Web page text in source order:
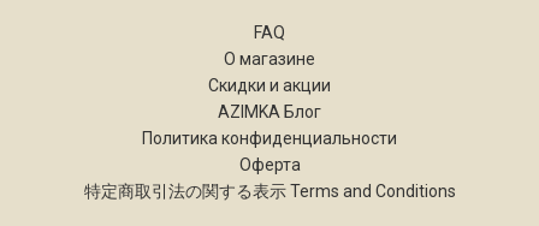
FAQ
О магазине
Скидки и акции
AZIMKA Блог
Политика конфиденциальности
Оферта
特定商取引法の関する表示 Terms and Conditions